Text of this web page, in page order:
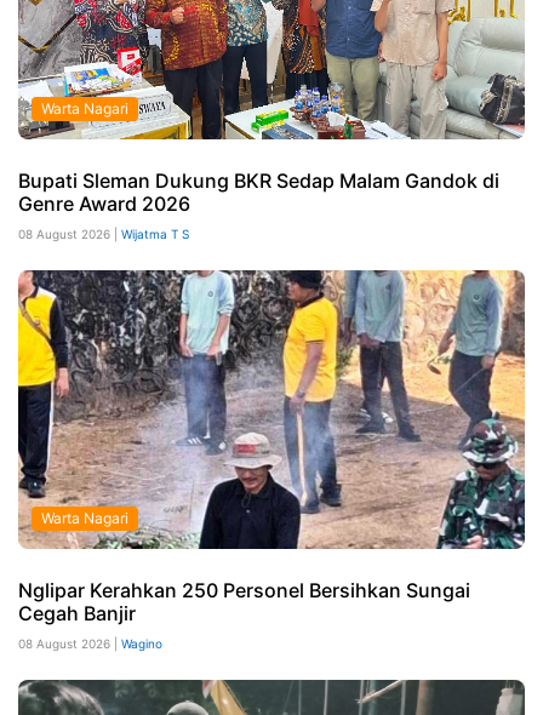
Warta Nagari
Bupati Sleman Dukung BKR Sedap Malam Gandok di
Genre Award 2026
08 August 2026 | Wijatma T S
Warta Nagari
Nglipar Kerahkan 250 Personel Bersihkan Sungai
Cegah Banjir
08 August 2026 | Wagino